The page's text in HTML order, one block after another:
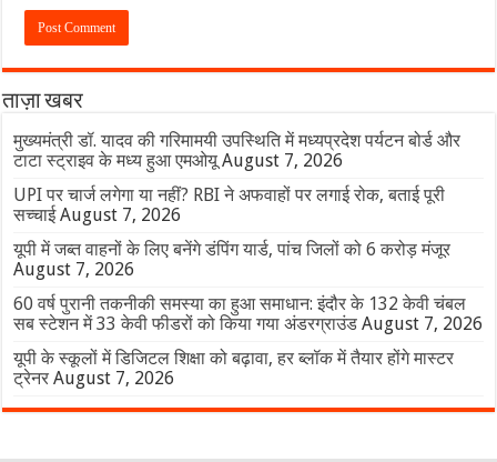
ताज़ा खबर
मुख्यमंत्री डॉ. यादव की गरिमामयी उपस्थिति में मध्यप्रदेश पर्यटन बोर्ड और
टाटा स्ट्राइव के मध्य हुआ एमओयू August 7, 2026
UPI पर चार्ज लगेगा या नहीं? RBI ने अफवाहों पर लगाई रोक, बताई पूरी
सच्चाई August 7, 2026
यूपी में जब्त वाहनों के लिए बनेंगे डंपिंग यार्ड, पांच जिलों को 6 करोड़ मंजूर
August 7, 2026
60 वर्ष पुरानी तकनीकी समस्या का हुआ समाधान: इंदौर के 132 केवी चंबल
सब स्टेशन में 33 केवी फीडरों को किया गया अंडरग्राउंड August 7, 2026
यूपी के स्कूलों में डिजिटल शिक्षा को बढ़ावा, हर ब्लॉक में तैयार होंगे मास्टर
ट्रेनर August 7, 2026